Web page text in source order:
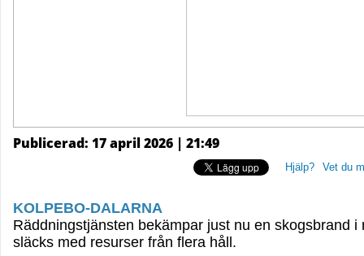
Publicerad: 17 april 2026 | 21:49
Hjälp? Vet du
KOLPEBO-DALARNA
Räddningstjänsten bekämpar just nu en skogsbrand
släcks med resurser från flera håll.